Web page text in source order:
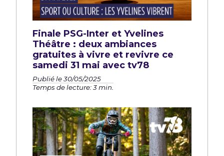
Finale PSG-Inter et Yvelines
Théâtre : deux ambiances
gratuites à vivre et revivre ce
samedi 31 mai avec tv78
Publié le 30/05/2025
Temps de lecture: 3 min.